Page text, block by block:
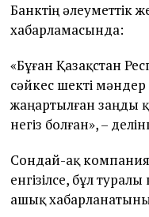
Банктің әлеуметтік
хабарламасында:
«Бұған Қазақстан
сәйкес шекті
жаңартылған заңды
негіз болған», –
Сондай-ақ компания
енгізілсе, бұл
ашық